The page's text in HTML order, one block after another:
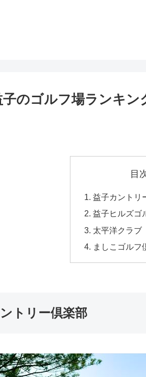
子のゴルフ場ランキ
目
益子カントリ
益子ヒルズゴ
太平洋クラ
ましこゴルフ
トリー倶楽部